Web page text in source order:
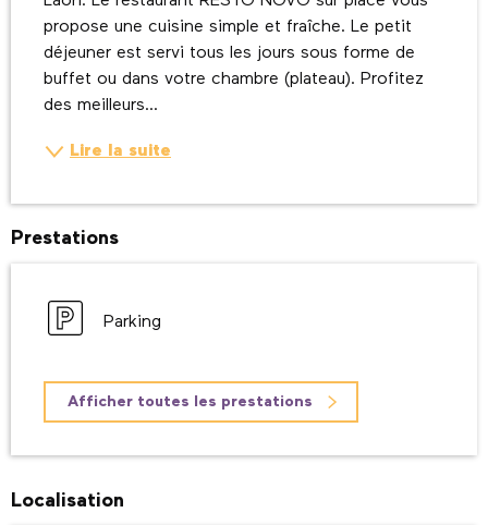
propose une cuisine simple et fraîche. Le petit
déjeuner est servi tous les jours sous forme de
buffet ou dans votre chambre (plateau). Profitez
des meilleurs...
Lire la suite
Prestations
Parking
Afficher toutes les prestations
Localisation